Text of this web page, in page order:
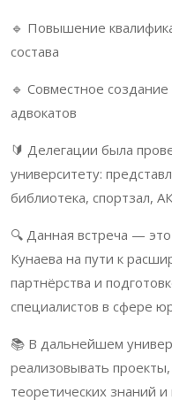
🔹 Повышение
состава
🔹 Совместное
адвокатов
🔰 Делегации была
университету:
библиотека, спортзал,
🔍 Данная встреча —
Кунаева на пути к
партнёрства и
специалистов в сфере
📚 В дальнейшем
реализовывать
теоретических знаний и